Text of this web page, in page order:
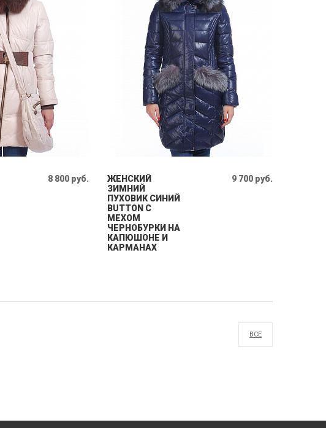
8 800 руб.
ЖЕНСКИЙ
ЗИМНИЙ
ПУХОВИК СИНИЙ
BUTTON С
МЕХОМ
ЧЕРНОБУРКИ НА
КАПЮШОНЕ И
КАРМАНАХ
9 700 руб.
ВСЕ